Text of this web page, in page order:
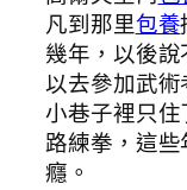
凡到那里包養
幾年，以後
以去參加武
小巷子裡只
路練拳，這
癮。